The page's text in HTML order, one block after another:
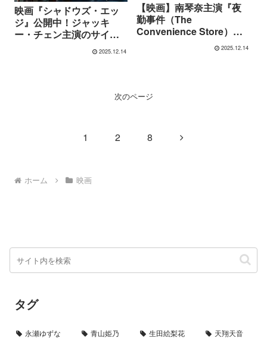
映画『シャドウズ・エッ
ジ』公開中！ジャッキ
ー・チェン主演のサイバ
ー・バトル・アクション
｜あらすじ・キャスト・
2025.12.14
【映画】南琴奈主演『夜
勤事件（The
Convenience Store）』
とは？原作ゲーム実写化
ホラーのあらすじ・キャ
2025.12.14
次のページ
1 2 8
次
ホーム 映画
タグ
永瀬ゆずな 青山姫乃 生田絵梨花
天翔天音